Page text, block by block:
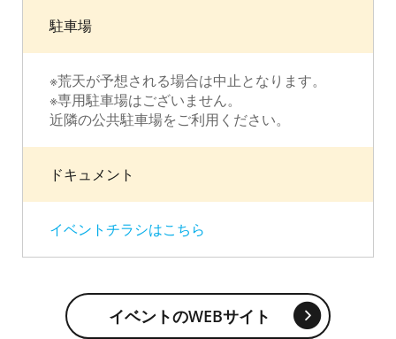
駐車場
※荒天が予想される場合は中止となります。
※専用駐車場はございません。
近隣の公共駐車場をご利用ください。
ドキュメント
イベントチラシはこちら
イベントのWEBサイト